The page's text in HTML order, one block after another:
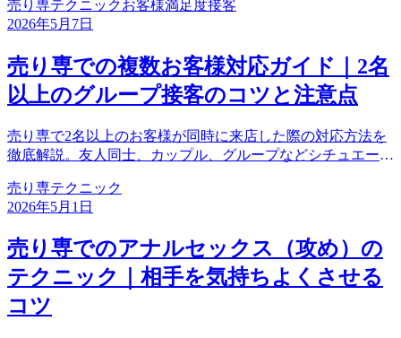
ハウをお届けします。
売り専テクニックお客様満足度接客
2026年5月7日
売り専での複数お客様対応ガイド｜2名
以上のグループ接客のコツと注意点
売り専で2名以上のお客様が同時に来店した際の対応方法を
徹底解説。友人同士、カップル、グループなどシチュエーシ
まで。複数お客様対応をマスターして、幅広いリクエストに
応えられるボーイになりましょう。
売り専テクニック
2026年5月1日
売り専でのアナルセックス（攻め）の
テクニック｜相手を気持ちよくさせる
コツ